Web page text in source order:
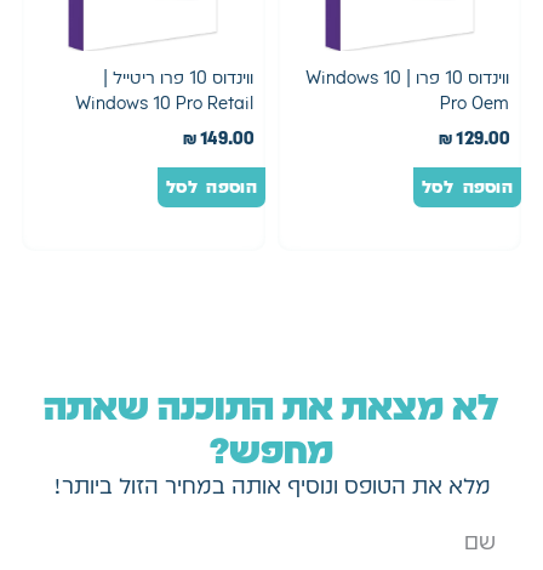
ווינדוס 10 פרו | Windows 10
Pro Oem
₪129.00
הוספה לסל
ווינדוס 10 פרו ריטייל |
Windows 10 Pro Retail
₪149.00
הוספה לסל
לא מצאת את התוכנה שאתה
מחפש?
מלא את הטופס ונוסיף אותה במחיר הזול ביותר!